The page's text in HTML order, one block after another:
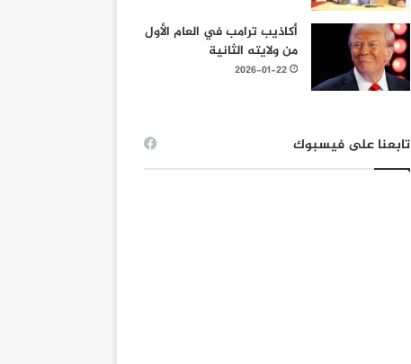
أكاذيب ترامب في العام الأول
من ولايته الثانية
2026-01-22
تابعنا على فيسبوك